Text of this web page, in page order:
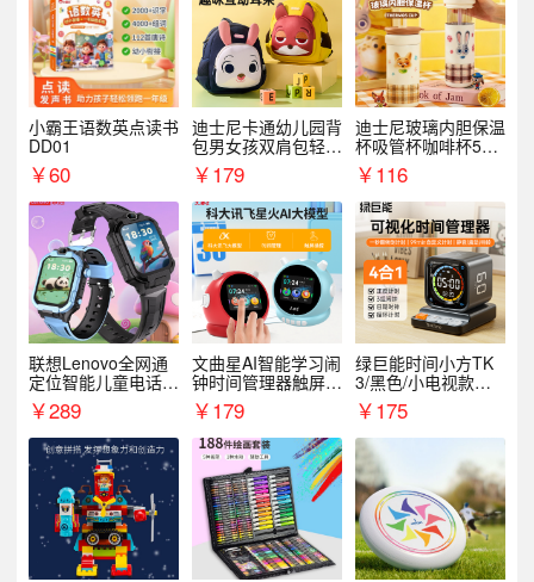
小霸王语数英点读书
DD01
￥60
迪士尼卡通幼儿园背
包男女孩双肩包轻便
可爱小背包B20107
￥179
迪士尼玻璃内胆保温
杯吸管杯咖啡杯530
MLH15135
￥116
联想Lenovo全网通
定位智能儿童电话手
表A1
￥289
文曲星AI智能学习闹
钟时间管理器触屏N
1pro
￥179
绿巨能时间小方TK
3/黑色/小电视款【T
K3】
￥175